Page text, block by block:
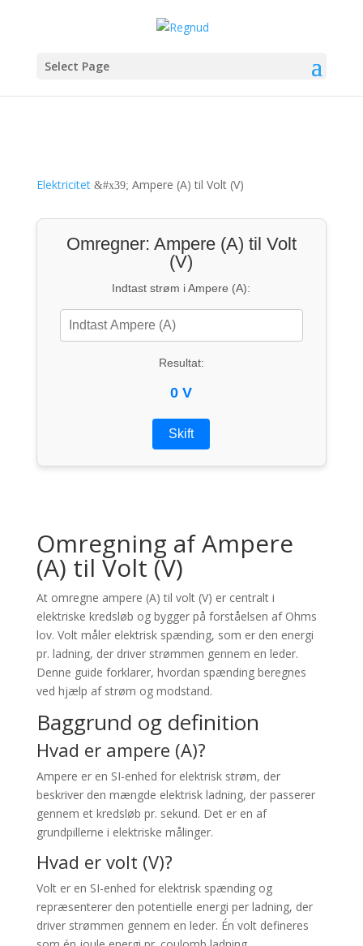
Select Page
Elektricitet &#x39; Ampere (A) til Volt (V)
Omregner: Ampere (A) til Volt
(V)
Indtast strøm i Ampere (A):
Resultat:
0 V
Skift
Omregning af Ampere
(A) til Volt (V)
At omregne ampere (A) til volt (V) er centralt i
elektriske kredsløb og bygger på forståelsen af Ohms
lov. Volt måler elektrisk spænding, som er den energi
pr. ladning, der driver strømmen gennem en leder.
Denne guide forklarer, hvordan spænding beregnes
ved hjælp af strøm og modstand.
Baggrund og definition
Hvad er ampere (A)?
Ampere er en SI-enhed for elektrisk strøm, der
beskriver den mængde elektrisk ladning, der passerer
gennem et kredsløb pr. sekund. Det er en af
grundpillerne i elektriske målinger.
Hvad er volt (V)?
Volt er en SI-enhed for elektrisk spænding og
repræsenterer den potentielle energi per ladning, der
driver strømmen gennem en leder. Én volt defineres